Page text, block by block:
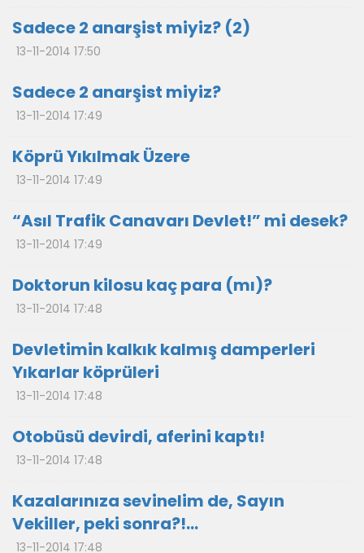
Sadece 2 anarşist miyiz? (2)
13-11-2014 17:50
Sadece 2 anarşist miyiz?
13-11-2014 17:49
Köprü Yıkılmak Üzere
13-11-2014 17:49
“Asıl Trafik Canavarı Devlet!” mi desek?
13-11-2014 17:49
Doktorun kilosu kaç para (mı)?
13-11-2014 17:48
Devletimin kalkık kalmış damperleri
Yıkarlar köprüleri
13-11-2014 17:48
Otobüsü devirdi, aferini kaptı!
13-11-2014 17:48
Kazalarınıza sevinelim de, Sayın
Vekiller, peki sonra?!...
13-11-2014 17:48